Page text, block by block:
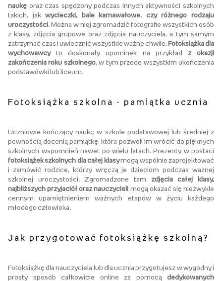
naukę oraz czas spędzony podczas innych aktywności szkolnych
takich, jakwycieczki, bale karnawałowe, czy różnego rodzaju
uroczystości. Można w niej zgromadzić fotografie wszystkich osób
z klasy, zdjęcia grupowe oraz zdjęcia nauczyciela, a tym samym
zatrzymać czas i uwiecznić wszystkie ważne chwile. Fotoksiążka dla
wychowawcyto doskonały upominek na przykład z okazji
zakończenia roku szkolnego, w tym przede wszystkim ukończenia
podstawówki lub liceum.
Fotoksiążka szkolna - pamiątka ucznia
Uczniowie kończący naukę w szkole podstawowej lub średniej z
pewnością docenią pamiątkę, która pozwoli im wrócić do pięknych
szkolnych wspomnień nawet po wielu latach. Prezenty w postaci
fotoksiążek szkolnych dla całej klasymogą wspólnie zaprojektować
i zamówić rodzice, którzy wręczą je dzieciom podczas ważnej
szkolnej uroczystości. Zgromadzone tam zdjęcia całej klasy,
najbliższych przyjaciół oraz nauczycieli mogą okazać się niezwykle
cennym upamiętnieniem ważnych etapów w życiu każdego
młodego człowieka.
Jak przygotować fotoksiążkę szkolną?
Fotoksiążkę dla nauczyciela lub dla ucznia przygotujesz w wygodny i
prosty sposób całkowicie online za pomocą dedykowanych